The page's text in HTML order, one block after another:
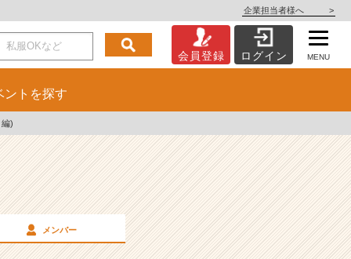
企業担当者様へ >
会員登録 ログイン MENU
ント を探す
)
メンバー